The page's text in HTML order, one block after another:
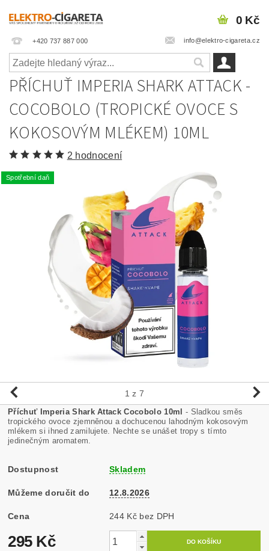
+420 737 887 000 info@elektro-cigareta.cz
0 Kč
PŘÍCHUŤ IMPERIA SHARK ATTACK -
COCOBOLO (TROPICKÉ OVOCE S
KOKOSOVÝM MLÉKEM) 10ML
2 hodnocení
Spotřební daň
1 z 7
Příchuť Imperia Shark Attack Cocobolo 10ml - Sladkou směs
tropického ovoce zjemněnou a dochucenou lahodným kokosovým
mlékem si ihned zamilujete. Nechte se unášet tropy s tímto
jedinečným aromatem.
Dostupnost Skladem
Můžeme doručit do 12.8.2026
Cena 244 Kč bez DPH
295 Kč